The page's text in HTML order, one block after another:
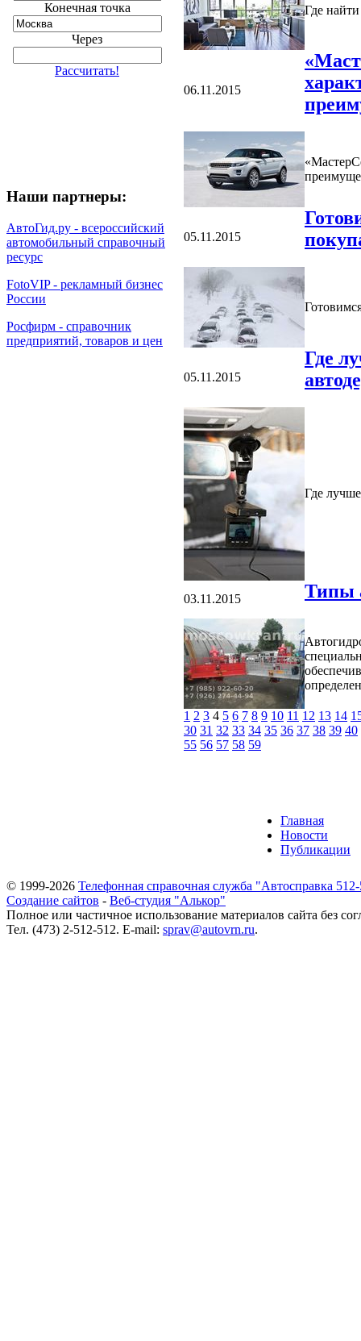
Конечная точка
Через
Рассчитать!
Наши партнеры:
АвтоГид.ру - всероссийский
автомобильный справочный
ресурс
FotoVIP - рекламный бизнес
России
Росфирм - справочник
предприятий, товаров и цен
Где
06.11.2015
05.11.2015
05.11.2015
Где
Где
03.11.2015 Типы
1 2 3 4 5 6 7 8 9 10 11 12 13 14
30 31 32 33 34 35 36 37 38 39 40
55 56 57 58 59
Главная
Новости
Публикации
© 1999-2026 Телефонная справочная служба "Автосправка
Создание сайтов - Веб-студия "Алькор"
Полное или частичное использование материалов сайта без
Тел. (473) 2-512-512. E-mail: sprav@autovrn.ru.